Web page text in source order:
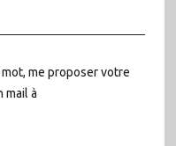
me proposer votre
mail à